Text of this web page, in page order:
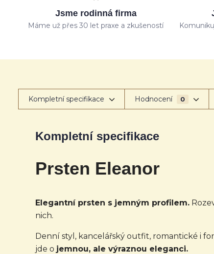
Jsme rodinná firma
Máme už přes 30 let praxe a zkušeností
Kompletní specifikace Hodnocení 0
Kompletní specifikace
Prsten Eleanor
Elegantní prsten s jemným profilem.
nich.
Denní styl, kancelářský outfit, romantické i
jde o jemnou, ale výraznou eleganci.